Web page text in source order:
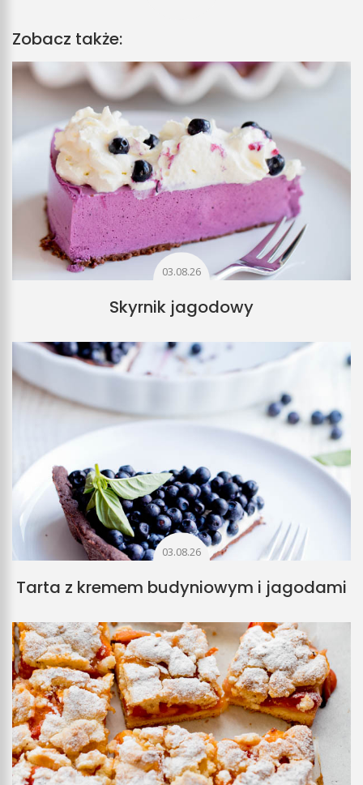
Zobacz także:
03.08.26
Skyrnik jagodowy
03.08.26
Tarta z kremem budyniowym i jagodami